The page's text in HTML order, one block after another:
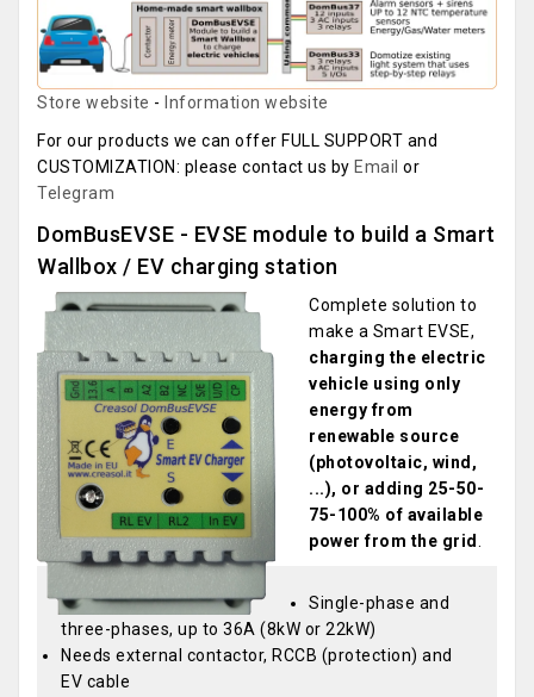
Store website - Information website
For our products we can offer FULL SUPPORT and
CUSTOMIZATION: please contact us by Email or
Telegram
DomBusEVSE - EVSE module to build a Smart
Wallbox / EV charging station
Complete solution to
make a Smart EVSE,
charging the electric
vehicle using only
energy from
renewable source
(photovoltaic, wind,
...), or adding 25-50-
75-100% of available
power from the grid
Single-phase and
three-phases, up to 36A (8kW or 22kW)
Needs external contactor, RCCB (protection) and
EV cable